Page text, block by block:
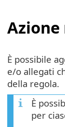
È possibile
e/o allegati
della regola.
È
per